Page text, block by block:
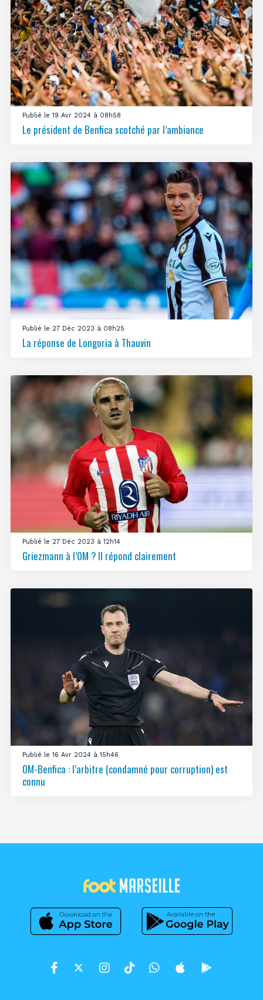
Publié le 19 Avr 2024 à 08h58
Le président de Benfica scotché par l’ambiance
Publié le 27 Déc 2023 à 08h25
La réponse de Longoria à Thauvin
Publié le 27 Déc 2023 à 12h14
Griezmann à l’OM ? Il répond clairement
Publié le 16 Avr 2024 à 15h46
OM-Benfica : l’arbitre (condamné pour corruption) est
connu